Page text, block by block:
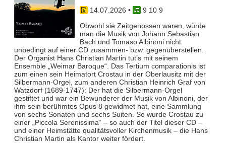
14.07.2026 •
9 10 9
Obwohl sie Zeitgenossen waren, würde
man die Musik von Johann Sebastian
Bach und Tomaso Albinoni nicht
unbedingt auf einer CD zusammen- bzw. gegenüberstellen.
Der Organist Hans Christian Martin tut’s mit seinem
Ensemble „Weimar Baroque“. Das Tertium comparationis ist
zum einen sein Heimatort Crostau in der Oberlausitz mit der
Silbermann-Orgel, zum anderen Christian Heinrich Graf von
Watzdorf (1689-1747): Der hat die Silbermann-Orgel
gestiftet und war ein Bewunderer der Musik von Albinoni, der
ihm sein berühmtes Opus 8 gewidmet hat, eine Sammlung
von sechs Sonaten und sechs Suiten. So wurde Crostau zu
einer „Piccola Serenissima“ – so auch der Titel dieser CD –
und einer Heimstätte qualitätsvoller Kirchenmusik – die Hans
Christian Martin als Kantor weiter fördert.